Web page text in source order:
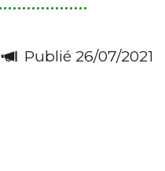
Publié 26/07/2021